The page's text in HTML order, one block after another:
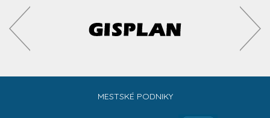
MESTSKÉ PODNIKY